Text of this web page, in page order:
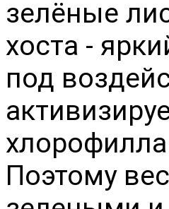
зелёные
хоста -
под
Поэтому